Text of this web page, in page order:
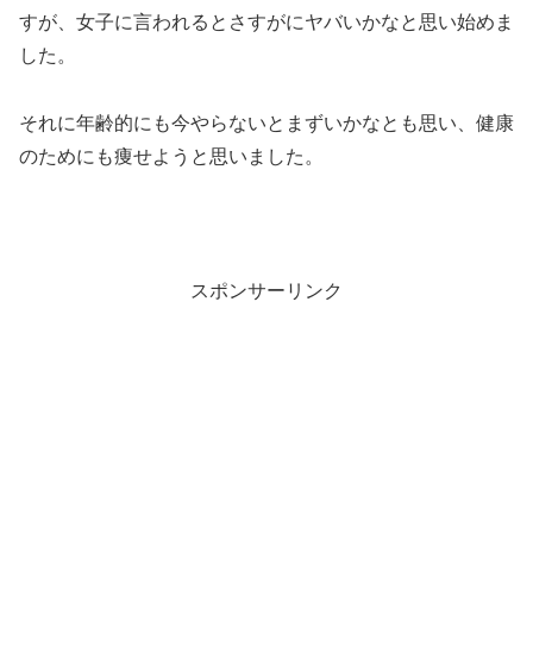
すが、女子に言われるとさすがにヤバいかなと思い始めま
した。
それに年齢的にも今やらないとまずいかなとも思い、健康
のためにも痩せようと思いました。
スポンサーリンク